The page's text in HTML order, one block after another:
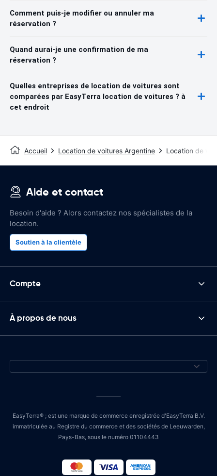
Comment puis-je modifier ou annuler ma
réservation ?
Quand aurai-je une confirmation de ma
réservation ?
Quelles entreprises de location de voitures sont
comparées par EasyTerra location de voitures ? à
cet endroit
Accueil Location de voitures Argentine Location de
Aide et contact
Besoin d'aide ? Alors contactez nos spécialistes de la
location.
Soutien à la clientèle
Compte
À propos de nous
EasyTerra® ; est une marque de commerce enregistrée d'EasyTerra B.V.
immatriculée au Registre du commerce et des sociétés de Leeuwarden,
Pays-Bas, sous le numéro 01104443